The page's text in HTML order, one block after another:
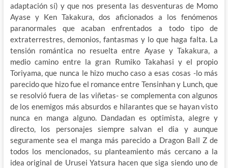
adaptación sí) y que nos presenta las desventuras de Momo
Ayase y Ken Takakura, dos aficionados a los fenómenos
paranormales que acaban enfrentados a todo tipo de
extraterrestres, demonios, fantasmas y lo que haga falta. La
tensión romántica no resuelta entre Ayase y Takakura, a
medio camino entre la gran Rumiko Takahasi y el propio
Toriyama, que nunca le hizo mucho caso a esas cosas -lo más
parecido que hizo fue el romance entre Tensinhan y Lunch, que
se resolvió fuera de las viñetas- se complementa con algunos
de los enemigos más absurdos e hilarantes que se hayan visto
nunca en manga alguno. Dandadan es optimista, alegre y
directo, los personajes siempre salvan el dia y aunque
seguramente sea el manga más parecido a Dragon Ball Z de
todos los mencionados, su planteamiento más cercano a la
idea original de Urusei Yatsura hacen que siga siendo uno de